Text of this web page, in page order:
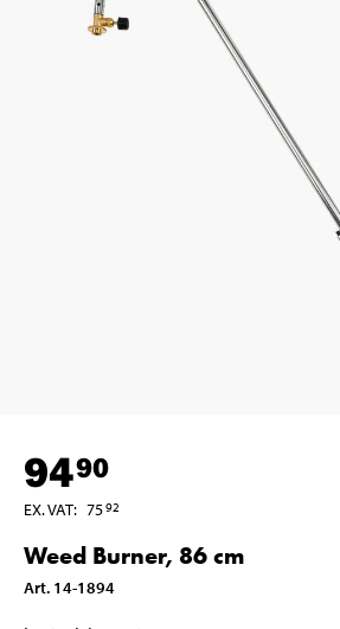
9490
EX. VAT: 7592
Weed Burner, 86 cm
Art. 14-1894